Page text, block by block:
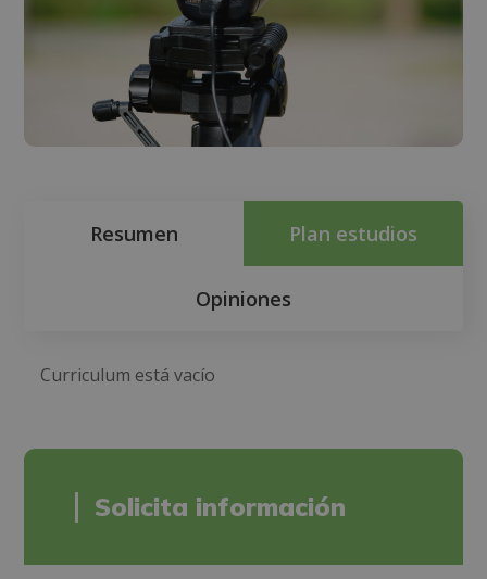
Resumen Plan estudios
Opiniones
Curriculum está vacío
Solicita información